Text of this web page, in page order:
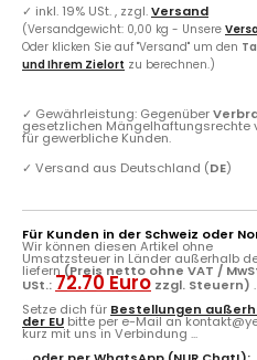
✓ inkl. 19% USt. , zzgl.Versand
(Versandgewicht: 0,00 kg - Unsere
Oder klicken Sie auf "Versand" um den
und Ihrem Zielort zu berechnen.)
✓ Gewährleistung: Gegenüber
gesetzlichen Mängelhaftungsrechte
für gewerbliche Kunden.
✓ Versand aus Deutschland (DE)
Für Kunden in der Schweiz oder
Wir können diesen Artikel ohne
Umsatzsteuer in Länder außerhalb
liefern (Preis netto ohne VAT /
USt.: 72.70 Euro zzgl. Steuern) .
Setze dich für Bestellungen
der EU bitte per e-Mail an
kurz mit uns in Verbindung ...